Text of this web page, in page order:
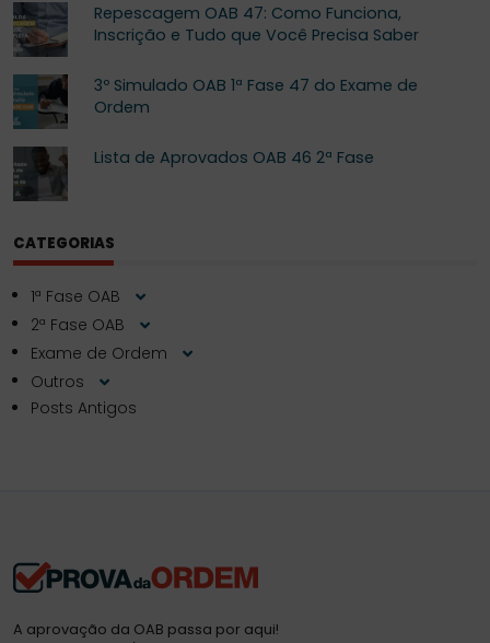
Repescagem OAB 47: Como Funciona,
Inscrição e Tudo que Você Precisa Saber
3º Simulado OAB 1ª Fase 47 do Exame de
Ordem
Lista de Aprovados OAB 46 2ª Fase
CATEGORIAS
1ª Fase OAB
2ª Fase OAB
Exame de Ordem
Outros
Posts Antigos
A aprovação da OAB passa por aqui!